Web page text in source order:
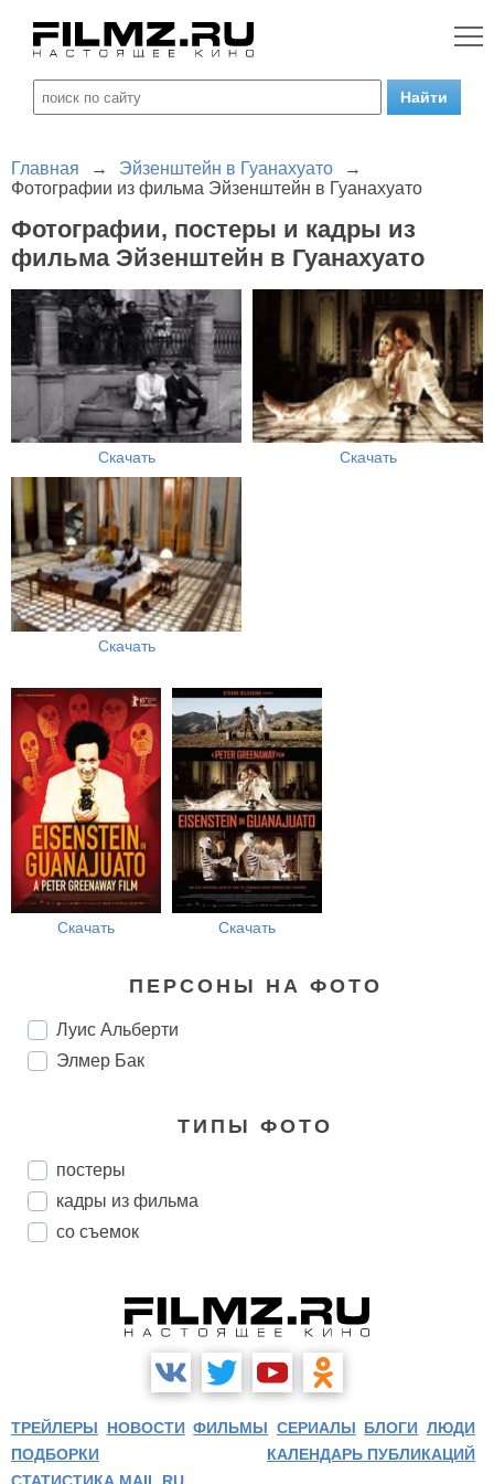
Главная → Эйзенштейн в Гуанахуато
→
Фотографии из фильма Эйзенштейн в Гуанахуато
Фотографии, постеры и кадры из
фильма Эйзенштейн в Гуанахуато
Скачать Скачать
Скачать
Скачать Скачать
ПЕРСОНЫ НА ФОТО
Луис Альберти
Элмер Бак
ТИПЫ ФОТО
постеры
кадры из фильма
со съемок
ТРЕЙЛЕРЫ НОВОСТИ ФИЛЬМЫ СЕРИАЛЫ БЛОГИ ЛЮДИ
ПОДБОРКИ
КАЛЕНДАРЬ ПУБЛИКАЦИЙ